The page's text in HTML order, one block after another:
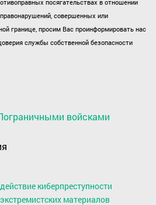
посягательствах в отношении
совершенных или
границе, просим Вас проинформировать нас
службы собственной безопасности
войсками
киберпреступности
материалов